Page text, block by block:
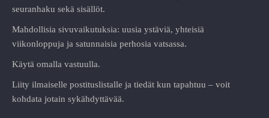
seuranhaku sekä sisällöt.
Mahdollisia sivuvaikutuksia: uusia ystäviä, yhteisiä
viikonloppuja ja satunnaisia perhosia vatsassa.
Käytä omalla vastuulla.
Liity ilmaiselle postituslistalle ja tiedät kun tapahtuu – voit
kohdata jotain sykähdyttävää.